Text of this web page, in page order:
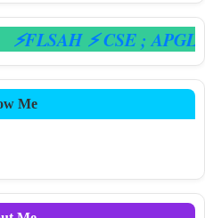
⚡FLSAH ⚡ CSE;
Me